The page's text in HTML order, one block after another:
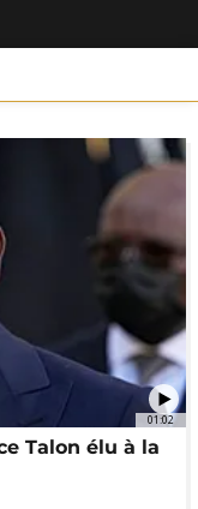
01:02
Talon élu à la